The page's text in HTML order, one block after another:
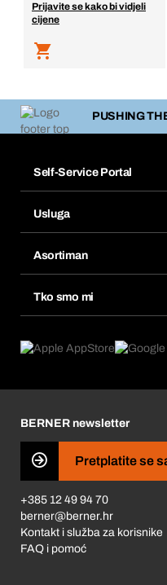
Prijavite se kako bi vidjeli
cijene
PUSHING
Self-Service Portal
Popisi želja
Ponovno naručivanje
Pretplate
Usluga
Tražitelji proizvoda
Asortiman
Tko smo mi
Što nas pokreće
Business Conduct
BERNER newsletter
Pretplatite se
+385 12 49 94 70
berner@berner.hr
Kontakt i služba za korisnike
FAQ i pomoć